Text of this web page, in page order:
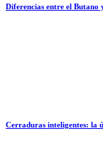
Diferencias entre el Butano
Cerraduras inteligentes: la